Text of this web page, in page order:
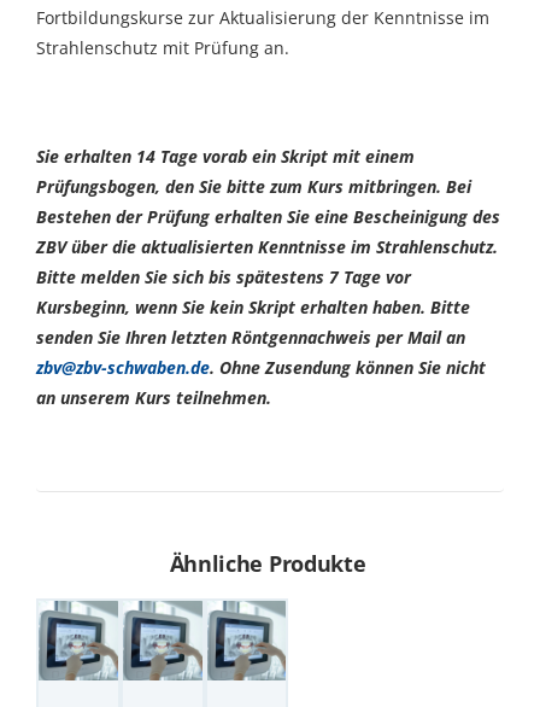
Fortbildungskurse zur Aktualisierung der Kenntnisse im
Strahlenschutz mit Prüfung an.
Sie erhalten 14 Tage vorab ein Skript mit einem
Prüfungsbogen, den Sie bitte zum Kurs mitbringen. Bei
Bestehen der Prüfung erhalten Sie eine Bescheinigung des
ZBV über die aktualisierten Kenntnisse im Strahlenschutz.
Bitte melden Sie sich bis spätestens 7 Tage vor
Kursbeginn, wenn Sie kein Skript erhalten haben. Bitte
senden Sie Ihren letzten Röntgennachweis per Mail an
zbv@zbv-schwaben.de. Ohne Zusendung können Sie nicht
an unserem Kurs teilnehmen.
Ähnliche Produkte